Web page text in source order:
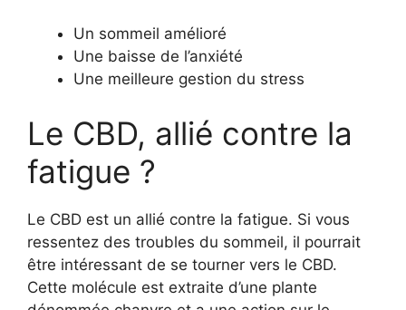
Un sommeil amélioré
Une baisse de l’anxiété
Une meilleure gestion du stress
Le CBD, allié contre la
fatigue ?
Le CBD est un allié contre la fatigue. Si vous
ressentez des troubles du sommeil, il pourrait
être intéressant de se tourner vers le CBD.
Cette molécule est extraite d’une plante